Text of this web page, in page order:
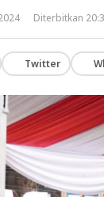
· Diterbitkan
Twitter